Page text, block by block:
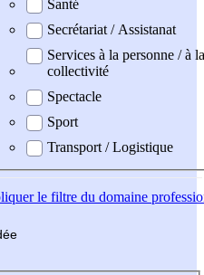
Santé
Secrétariat / Assistanat
Services à la personne / à la
collectivité
Spectacle
Sport
Transport / Logistique
le filtre du domaine